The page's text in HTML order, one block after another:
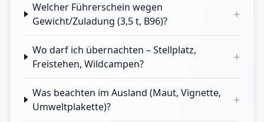
Welcher Führerschein wegen
Gewicht/Zuladung (3,5 t, B96)?
+
Wo darf ich übernachten – Stellplatz,
Freistehen, Wildcampen?
+
Was beachten im Ausland (Maut, Vignette,
Umweltplakette)?
+